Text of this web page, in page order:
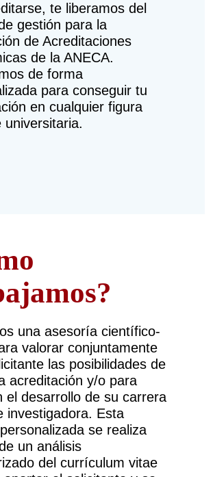
te liberamos del
gestión para la
de Acreditaciones
de la ANECA.
de forma
para conseguir tu
en cualquier figura
universitaria.
una asesoría científico-
valorar conjuntamente
las posibilidades de
acreditación y/o para
el desarrollo de su carrera
investigadora. Esta
se realiza
un análisis
del currículum vitae